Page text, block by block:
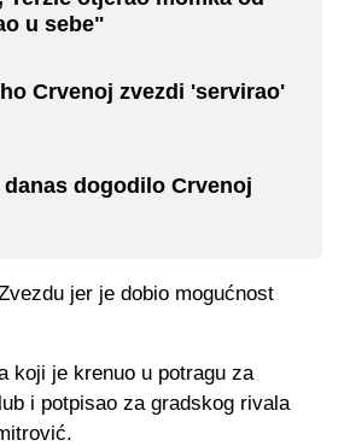
u sebe"
Crvenoj zvezdi 'servirao'
dogodilo Crvenoj
jer je dobio mogućnost
koji je krenuo u potragu za
i potpisao za gradskog rivala